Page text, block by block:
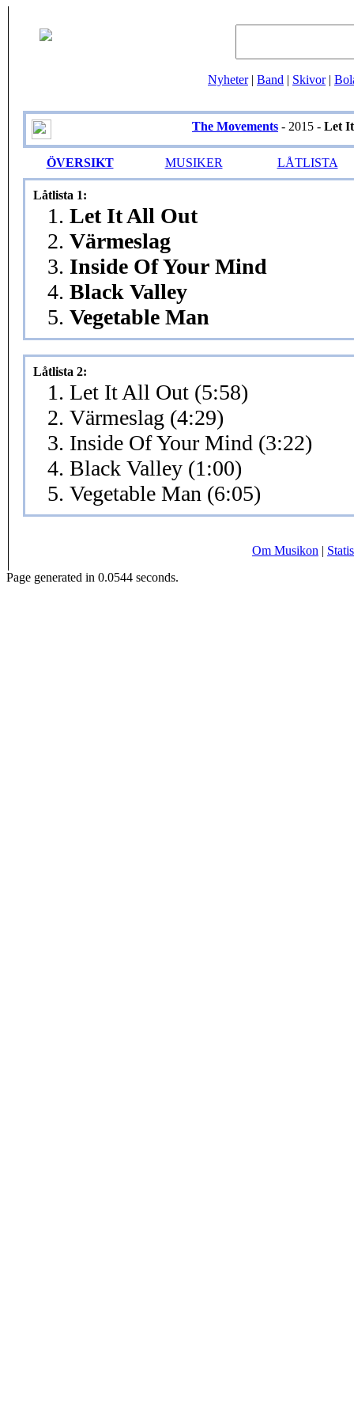
Nyheter| Band | Skivor|
The Movements - 2015 - Let
ÖVERSIKT MUSIKER LÅTLISTA
Låtlista 1:
1. Let It All Out
2. Värmeslag
3. Inside Of Your Mind
4. Black Valley
5. Vegetable Man
Låtlista 2:
1. Let It All Out (5:58)
2. Värmeslag (4:29)
3. Inside Of Your Mind (3:22)
4. Black Valley (1:00)
5. Vegetable Man (6:05)
Om Musikon |
Page generated in 0.0544 seconds.